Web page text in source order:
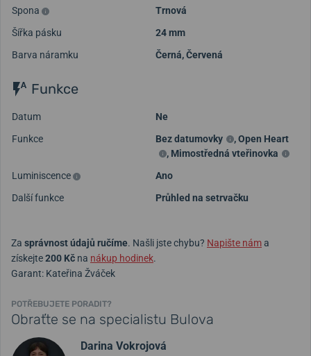
Spona
Trnová
Šířka pásku
24 mm
Barva náramku
Černá, Červená
Funkce
Datum
Ne
Funkce
Bez datumovky ,Open Heart
, Mimostředná vteřinovka
Luminiscence
Ano
Další funkce
Průhled na setrvačku
Za správnost údajů ručíme. Našli jste chybu? Napište náma
získejte200 Kč na nákup hodinek.
Garant: Kateřina Žváček
POTŘEBUJETE PORADIT?
Obraťte se na specialistu Bulova
Darina Vokrojová